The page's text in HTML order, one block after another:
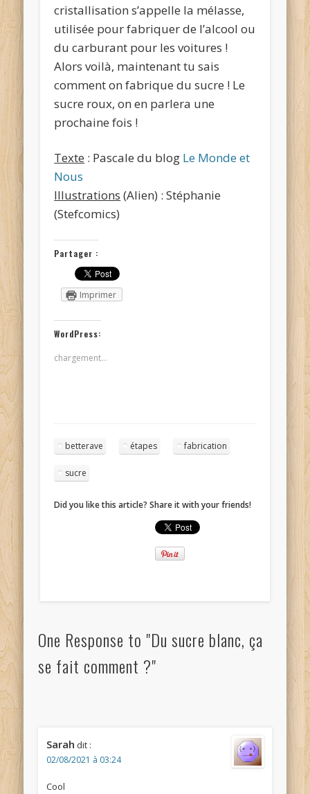
cristallisation s’appelle la mélasse,
utilisée pour fabriquer de l’alcool ou
du carburant pour les voitures !
Alors voilà, maintenant tu sais
comment on fabrique du sucre ! Le
sucre roux, on en parlera une
prochaine fois !
Texte : Pascale du blog Le Monde et
Nous
Illustrations (Alien) : Stéphanie
(Stefcomics)
Partager :
Imprimer
WordPress:
chargement…
betterave étapes fabrication
sucre
Did you like this article? Share it with your friends!
One Response to "Du sucre blanc, ça
se fait comment ?"
Sarah dit :
02/08/2021 à 03:24
Cool